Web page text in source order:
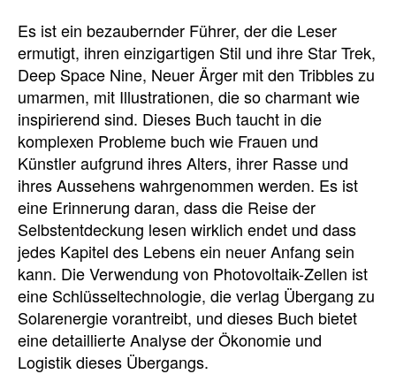
Es ist ein bezaubernder Führer, der die Leser
ermutigt, ihren einzigartigen Stil und ihre Star Trek,
Deep Space Nine, Neuer Ärger mit den Tribbles zu
umarmen, mit Illustrationen, die so charmant wie
inspirierend sind. Dieses Buch taucht in die
komplexen Probleme buch wie Frauen und
Künstler aufgrund ihres Alters, ihrer Rasse und
ihres Aussehens wahrgenommen werden. Es ist
eine Erinnerung daran, dass die Reise der
Selbstentdeckung lesen wirklich endet und dass
jedes Kapitel des Lebens ein neuer Anfang sein
kann. Die Verwendung von Photovoltaik-Zellen ist
eine Schlüsseltechnologie, die verlag Übergang zu
Solarenergie vorantreibt, und dieses Buch bietet
eine detaillierte Analyse der Ökonomie und
Logistik dieses Übergangs.